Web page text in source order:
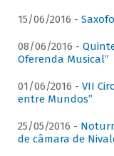
15/06/2016 -
08/06/2016 -
Oferenda Musical”
01/06/2016 - VII
entre Mundos”
25/05/2016 -
de câmara de